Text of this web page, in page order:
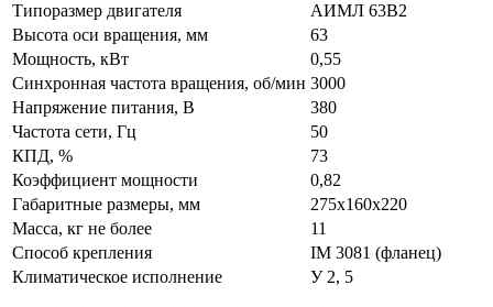
Типоразмер двигателя
АИМЛ 63В2
Высота оси вращения, мм
63
Мощность, кВт
0,55
Синхронная частота вращения, об/мин 3000
Напряжение питания, В
380
Частота сети, Гц
50
КПД, %
73
Коэффициент мощности
0,82
Габаритные размеры, мм
275х160х220
Масса, кг не более
11
Способ крепления
IM 3081 (фланец)
Климатическое исполнение
У 2, 5